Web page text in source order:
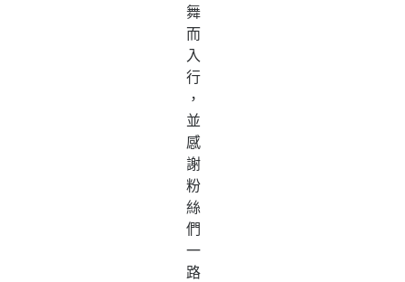
舞
而
入
行
，
並
感
謝
粉
絲
們
一
路